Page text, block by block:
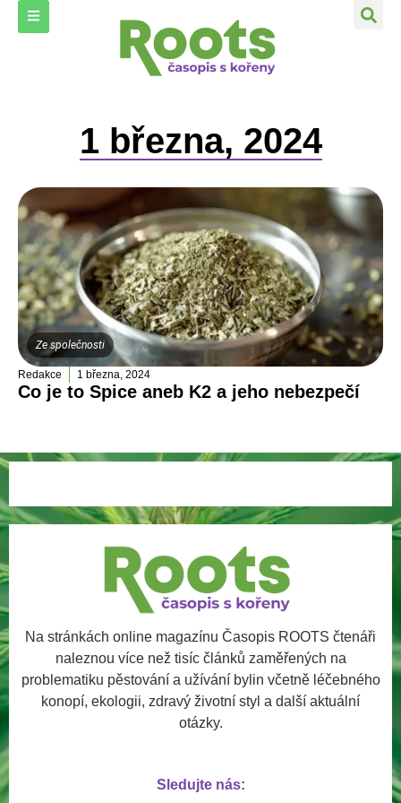
1 března, 2024
Ze společnosti
Redakce 1 března, 2024
Co je to Spice aneb K2 a jeho nebezpečí
Na stránkách online magazínu Časopis ROOTS čtenáři
naleznou více než tisíc článků zaměřených na
problematiku pěstování a užívání bylin včetně léčebného
konopí, ekologii, zdravý životní styl a další aktuální
otázky.
Sledujte nás: